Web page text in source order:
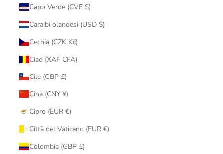
Capo Verde (CVE $)
Caraibi olandesi (USD $)
Cechia (CZK Kč)
Ciad (XAF CFA)
Cile (GBP £)
Cina (CNY ¥)
Cipro (EUR €)
Città del Vaticano (EUR €)
Colombia (GBP £)